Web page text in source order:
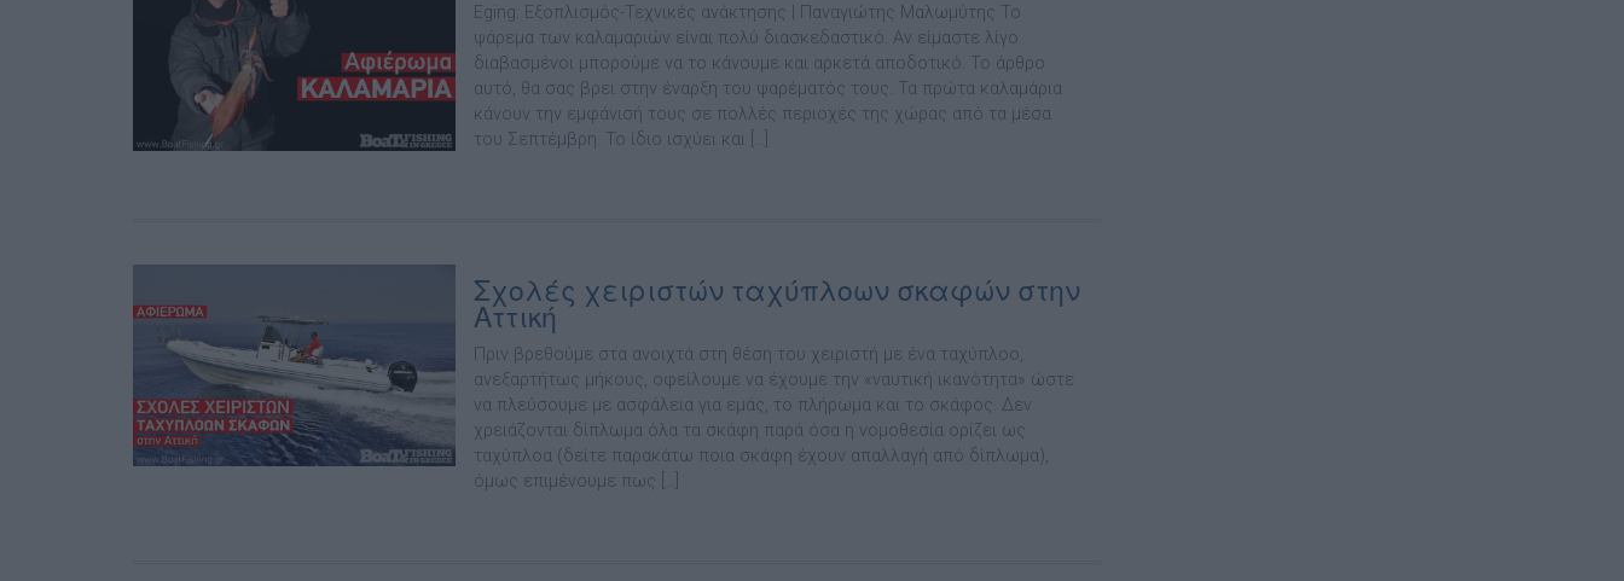
Eging: Εξοπλισµός-Τεχνικές ανάκτησης | Παναγιώτης Μαλωμύτης Το
ψάρεµα των καλαµαριών είναι πολύ διασκεδαστικό. Αν είµαστε λίγο
διαβασµένοι µπορούµε να το κάνουµε και αρκετά αποδοτικό. Το άρθρο
αυτό, θα σας βρει στην έναρξη του ψαρέµατός τους. Τα πρώτα καλαµάρια
κάνουν την εµφάνισή τους σε πολλές περιοχές της χώρας από τα µέσα
του Σεπτέµβρη. Το ίδιο ισχύει και […]
Σχολές χειριστών ταχύπλοων σκαφών στην
Αττική
Πριν βρεθούµε στα ανοιχτά στη θέση του χειριστή µε ένα ταχύπλοο,
ανεξαρτήτως µήκους, οφείλουµε να έχουµε την «ναυτική ικανότητα» ώστε
να πλεύσουµε µε ασφάλεια για εµάς, το πλήρωµα και το σκάφος. ∆εν
χρειάζονται δίπλωµα όλα τα σκάφη παρά όσα η νοµοθεσία ορίζει ως
ταχύπλοα (δείτε παρακάτω ποια σκάφη έχουν απαλλαγή από δίπλωµα),
όµως επιµένουµε πως […]